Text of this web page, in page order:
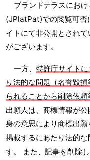
ブランドテラスにお
(JPlatPat)での閲覧可否
イトにて非公開とされ
がございます。
一方、 特許庁サイト
り法的な問題（名誉毀
られることから削除依
出願人は、商標情報が
身の意思により商標出
掲載するにあたり法的
す。 また、記事を削除